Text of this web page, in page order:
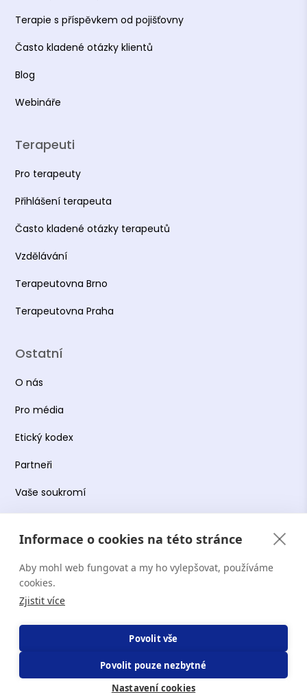
Informace o cookies na této stránce
Aby mohl web fungovat a my ho vylepšovat, používáme
cookies.
Zjistit více
Povolit vše
Povolit pouze nezbytné
Nastavení cookies
Terapie s příspěvkem od pojišťovny
Často kladené otázky klientů
Blog
Webináře
Terapeuti
Pro terapeuty
Přihlášení terapeuta
Často kladené otázky terapeutů
Vzdělávání
Terapeutovna Brno
Terapeutovna Praha
Ostatní
O nás
Pro média
Etický kodex
Partneři
Vaše soukromí
Obchodní podmínky
Podmínky používání platformy
Copyright Terapie CZ s.r.o. 2026. Všechna práva
19644078.